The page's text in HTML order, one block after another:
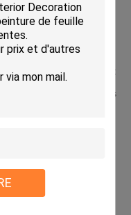
peintures :
Gogh la « sur le thème
largement qu'il y a sept
Parmi les 6
trois d'entre eux sont
avec 12 tournesols, et
vous comptez les
au total, et ceci inclut les
les pots.
l'environnement